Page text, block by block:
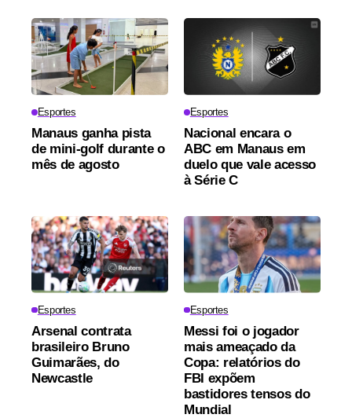
Esportes
Manaus ganha pista
de mini-golf durante o
mês de agosto
Esportes
Nacional encara o
ABC em Manaus em
duelo que vale acesso
à Série C
Esportes
Arsenal contrata
brasileiro Bruno
Guimarães, do
Newcastle
Esportes
Messi foi o jogador
mais ameaçado da
Copa: relatórios do
FBI expõem
bastidores tensos do
Mundial